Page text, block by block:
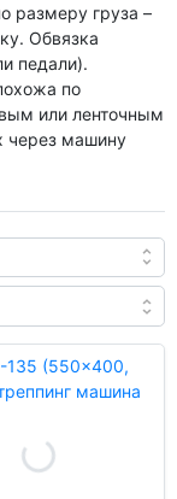
размеру груза –
Обвязка
педали).
по
или ленточным
через машину